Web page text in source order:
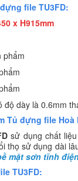
file TU3FD:
x H915mm
phẩm
độ dày là 0.6mm
Tủ đựng file Hoà
sử dụng chất
thọ sử dụng dài
mặt sơn tĩnh
TU3FD: